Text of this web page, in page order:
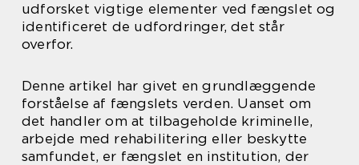
udforsket vigtige elementer ved fængslet og
identificeret de udfordringer, det står
overfor.
Denne artikel har givet en grundlæggende
forståelse af fængslets verden. Uanset om
det handler om at tilbageholde kriminelle,
arbejde med rehabilitering eller beskytte
samfundet, er fængslet en institution, der